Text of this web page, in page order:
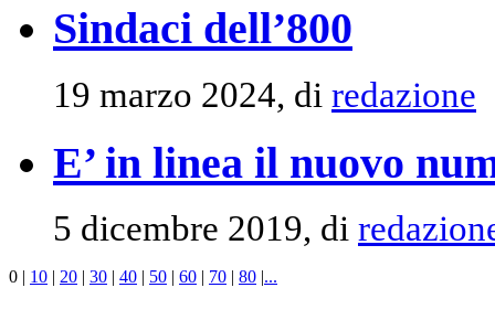
Sindaci dell’800
19 marzo 2024, di redazione
E’ in linea il nuovo
5 dicembre 2019, di
0 | 10 | 20 | 30 | 40 | 50 | 60 | 70 | 80 |...